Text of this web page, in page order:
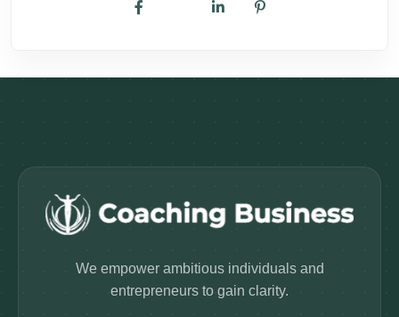
We empower ambitious individuals and
entrepreneurs to gain clarity.